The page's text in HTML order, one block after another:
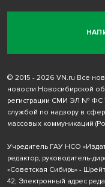
© 2015 - 2026 VN.ru Все
новости Новосибирской
регистрации СМИ ЭЛ № ФС
службой по надзору в
массовых коммуникаций
Учредитель ГАУ НСО
редактор, руководитель-
«Советская Сибирь» -
42; Электронный адрес